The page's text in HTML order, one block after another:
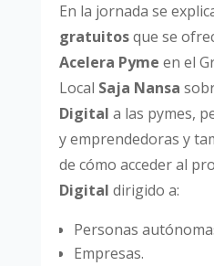
En la jornada se
gratuitosque se
Acelera Pyme en el
Local Saja Nansa
Digital a las pymes,
y emprendedoras y
de cómo acceder al
Digital dirigido a:
Personas
Empresas.